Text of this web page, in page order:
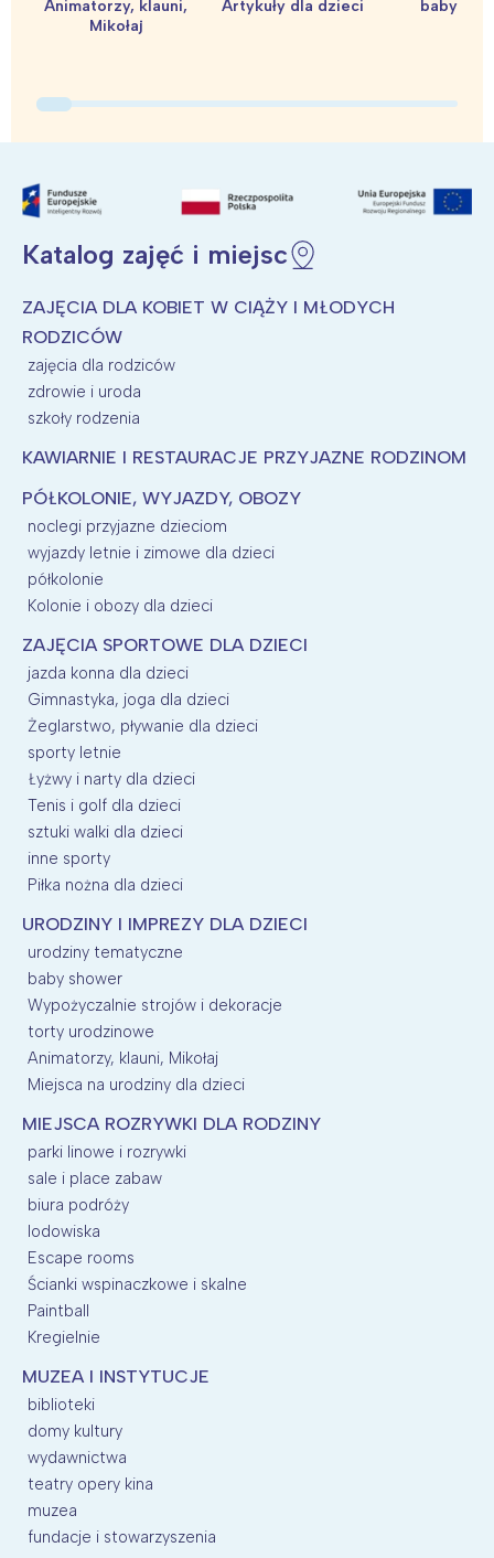
Animatorzy, klauni,
Mikołaj
Artykuły dla dzieci baby
Katalog zajęć i miejsc
ZAJĘCIA DLA KOBIET W CIĄŻY I MŁODYCH
RODZICÓW
zajęcia dla rodziców
zdrowie i uroda
szkoły rodzenia
KAWIARNIE I RESTAURACJE PRZYJAZNE RODZINOM
PÓŁKOLONIE, WYJAZDY, OBOZY
noclegi przyjazne dzieciom
wyjazdy letnie i zimowe dla dzieci
półkolonie
Kolonie i obozy dla dzieci
ZAJĘCIA SPORTOWE DLA DZIECI
jazda konna dla dzieci
Gimnastyka, joga dla dzieci
Żeglarstwo, pływanie dla dzieci
sporty letnie
Łyżwy i narty dla dzieci
Tenis i golf dla dzieci
sztuki walki dla dzieci
inne sporty
Piłka nożna dla dzieci
URODZINY I IMPREZY DLA DZIECI
urodziny tematyczne
baby shower
Wypożyczalnie strojów i dekoracje
torty urodzinowe
Animatorzy, klauni, Mikołaj
Miejsca na urodziny dla dzieci
MIEJSCA ROZRYWKI DLA RODZINY
parki linowe i rozrywki
sale i place zabaw
biura podróży
lodowiska
Escape rooms
Ścianki wspinaczkowe i skalne
Paintball
Kregielnie
MUZEA I INSTYTUCJE
biblioteki
domy kultury
wydawnictwa
teatry opery kina
muzea
fundacje i stowarzyszenia